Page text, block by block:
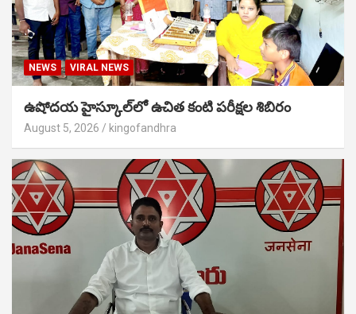
NEWS VIRAL NEWS
ఉషోదయ హైస్కూల్‌లో ఉచిత కంటి పరీక్షల శిబిరం
August 5, 2026 kingofandhra